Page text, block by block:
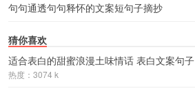
句句通透句句释怀的文案短句子摘抄
猜你喜欢
适合表白的甜蜜浪漫土味情话 表白文案句子
热度：3074 k